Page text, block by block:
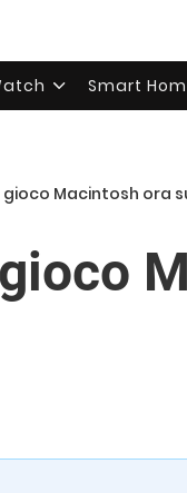
Smart
gioco Macintosh ora